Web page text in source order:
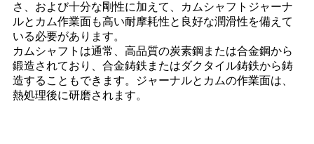
さ、および十分な剛性に加えて、カムシャフトジャーナ
ルとカム作業面も高い耐摩耗性と良好な潤滑性を備えて
いる必要があります。
カムシャフトは通常、高品質の炭素鋼または合金鋼から
鍛造されており、合金鋳鉄またはダクタイル鋳鉄から鋳
造することもできます。ジャーナルとカムの作業面は、
熱処理後に研磨されます。